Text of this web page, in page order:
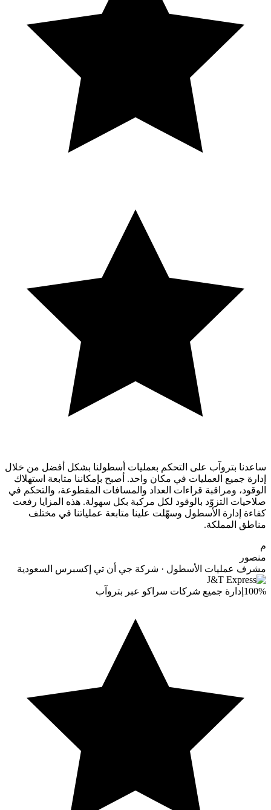
ساعدنا بتروآب على التحكم بعمليات أسطولنا بشكل أفضل من خلال
إدارة جميع العمليات في مكان واحد. أصبح بإمكاننا متابعة استهلاك
الوقود، ومراقبة قراءات العداد والمسافات المقطوعة، والتحكم في
صلاحيات التزوّد بالوقود لكل مركبة بكل سهولة. هذه المزايا رفعت
كفاءة إدارة الأسطول وسهّلت علينا متابعة عملياتنا في مختلف
مناطق المملكة.
م
منصور
مشرف عمليات الأسطول · شركة جي أن تي إكسبرس السعودية
100% إدارة جميع شركات سراكو عبر بتروآب